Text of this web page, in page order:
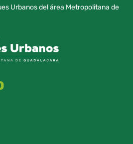
Urbanos del área Metropolitana de